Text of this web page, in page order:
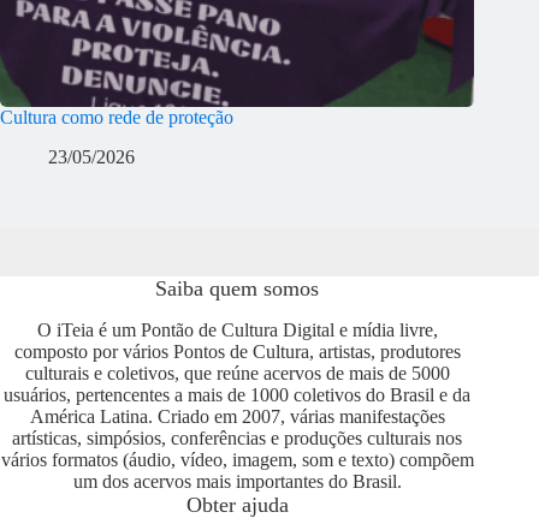
Cultura como rede de proteção
23/05/2026
Saiba quem somos
O iTeia é um Pontão de Cultura Digital e mídia livre,
composto por vários Pontos de Cultura, artistas, produtores
culturais e coletivos, que reúne acervos de mais de 5000
usuários, pertencentes a mais de 1000 coletivos do Brasil e da
América Latina. Criado em 2007, várias manifestações
artísticas, simpósios, conferências e produções culturais nos
vários formatos (áudio, vídeo, imagem, som e texto) compõem
um dos acervos mais importantes do Brasil.
Obter ajuda